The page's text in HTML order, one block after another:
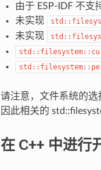
由于 ESP-IDF 不支
未实现
未实现
请注意，文件系统的选
因此相关的
在 C++ 中进行